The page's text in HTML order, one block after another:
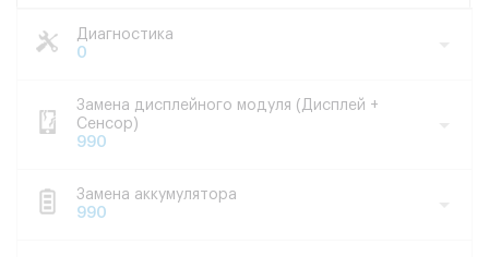
Диагностика
0
Замена дисплейного модуля (Дисплей +
Сенсор)
990
Замена аккумулятора
990